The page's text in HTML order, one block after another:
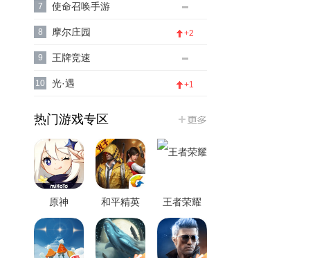
7 使命召唤手游
8 摩尔庄园 +2
9 王牌竞速
10 光·遇 +1
热门游戏专区
原神 和平精英 王者荣耀